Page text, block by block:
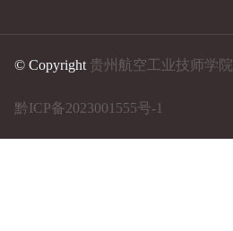
© Copyright 贵州航空工业技师学院
黔ICP备2023001555号-1